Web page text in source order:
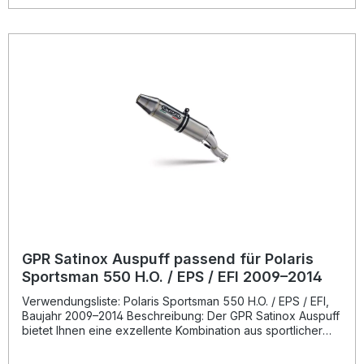
kernigen, aber legalen Sound, der das Fahrerlebnis
Plug-and-Play-Prinzip. Damit Sie dauerhaft Freude an Ihrem
hohe Qualität und Langlebigkeit. Signifikante
Leistungssteigerung und optimiertes Drehmoment
Gewichtseinsparung im Vergleich zur Serienauspuffanlage
Legal homologierter Slip-On Auspuff mit herausnehmbarem
GPR Satinox Auspuff passend für Polaris
Sportsman 550 H.O. / EPS / EFI 2009–2014
Verwendungsliste: Polaris Sportsman 550 H.O. / EPS / EFI,
Baujahr 2009–2014 Beschreibung: Der GPR Satinox Auspuff
bietet Ihnen eine exzellente Kombination aus sportlicher